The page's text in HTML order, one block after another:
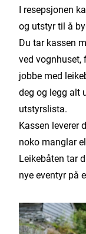
I resepsjonen
og utstyr til å
Du tar kassen
ved vognhuset,
jobbe med
deg og legg alt
utstyrslista.
Kassen leverer
noko manglar
Leikebåten tar
nye eventyr på